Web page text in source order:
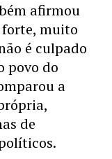
afirmou
forte, muito
é culpado
povo do
a
de